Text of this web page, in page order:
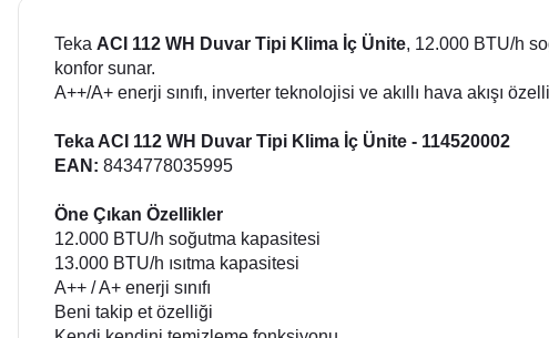
Teka ACI 112 WH Duvar Tipi Klima İç Ünite, 12.000 BTU/h
konfor sunar.
A++/A+ enerji sınıfı, inverter teknolojisi ve akıllı hava akışı
Teka ACI 112 WH Duvar Tipi Klima İç Ünite - 114520002
EAN: 8434778035995
Öne Çıkan Özellikler
12.000 BTU/h soğutma kapasitesi
13.000 BTU/h ısıtma kapasitesi
A++ / A+ enerji sınıfı
Beni takip et özelliği